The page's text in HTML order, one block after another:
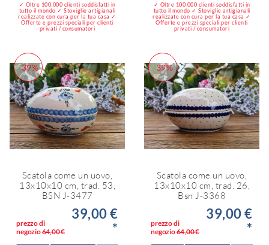
✓ Oltre 100.000 clienti soddisfatti in
tutto il mondo ✓ Stoviglie artigianali
realizzate con cura per la tua casa ✓
Offerte e prezzi speciali per clienti
privati / consumatori
✓ Oltre 100.000 clienti soddisfatti in
tutto il mondo ✓ Stoviglie artigianali
realizzate con cura per la tua casa ✓
Offerte e prezzi speciali per clienti
privati / consumatori
-39%
Scatola come un uovo,
13x10x10 cm, trad. 53,
BSN J-3477
prezzo di
negozio64,00 €
39,00 €
*
-39%
Scatola come un uovo,
13x10x10 cm, trad. 26,
Bsn J-3368
prezzo di
negozio64,00 €
39,00 €
*